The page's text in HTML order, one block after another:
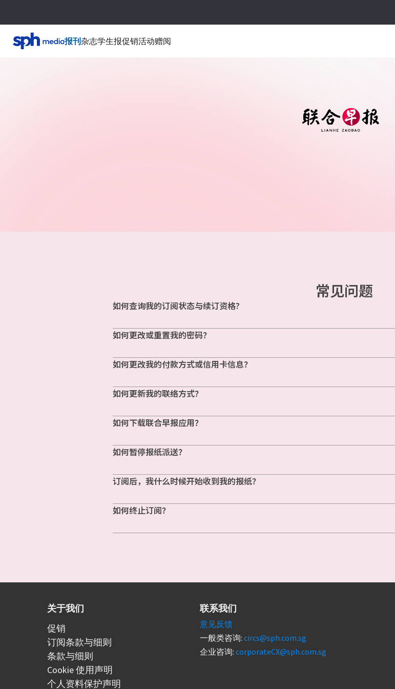
报刊杂志学生报促销活动赠阅
常见问题
如何查询我的订阅状态与续订资格?
如何更改或重置我的密码？
如何更改我的付款方式或信用卡信息？
如何更新我的联络方式？
如何下载联合早报应用？
如何暂停报纸派送？
订阅后，我什么时候开始收到我的报纸？
如何终止订阅？
关于我们
促销
订阅条款与细则
条款与细则
Cookie 使用声明
个人资料保护声明
联系我们
意见反馈
一般类咨询: circs@sph.com.sg
企业咨询: corporateCX@sph.com.sg